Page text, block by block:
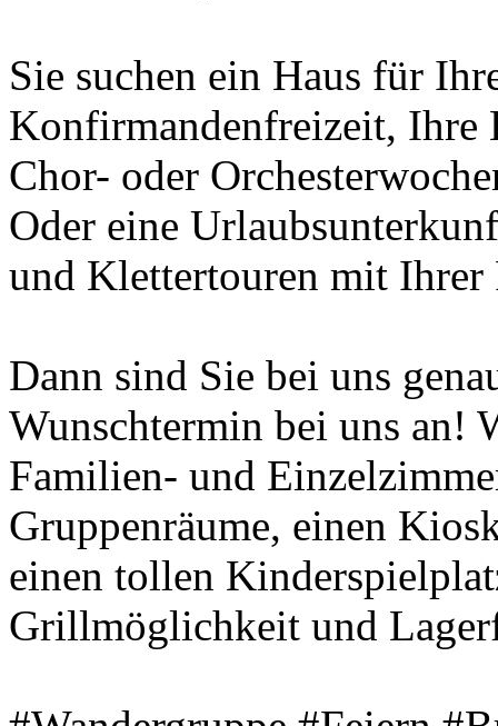
Sie suchen ein Haus für
Konfirmandenfreizeit, Ihre
Chor- oder
Oder eine
und Klettertouren mit Ihrer
Dann sind Sie bei uns
Wunschtermin bei uns an!
Familien- und
Gruppenräume, einen
einen tollen
Grillmöglichkeit und